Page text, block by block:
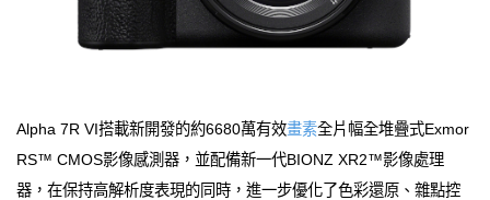
Alpha 7R VI搭載新開發的約6680萬有效畫素全片幅全堆疊式Exmor
RS™ CMOS影像感測器，並配備新一代BIONZ XR2™影像處理
器，在保持高解析度表現的同時，進一步優化了色彩還原、雜點控